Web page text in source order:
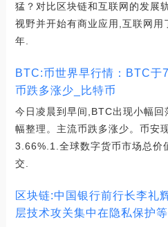
猛？对比区块链和互联网的发展
视野并开始有商业应用,互联网
年.
BTC:币世界早行情：BTC于
币跌多涨少_比特币
今日凌晨到早间,BTC出现小幅
幅整理。主流币跌多涨少。币安
3.66%.1.全球数字货币市场总
交.
区块链:中国银行前行长李礼
层技术攻关集中在隐私保护